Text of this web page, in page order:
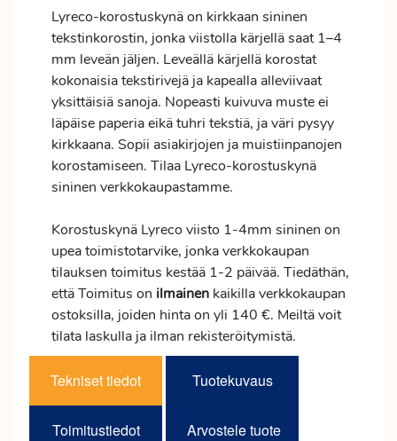
Lyreco-korostuskynä on kirkkaan sininen
tekstinkorostin, jonka viistolla kärjellä saat 1–4
mm leveän jäljen. Leveällä kärjellä korostat
kokonaisia tekstirivejä ja kapealla alleviivaat
yksittäisiä sanoja. Nopeasti kuivuva muste ei
läpäise paperia eikä tuhri tekstiä, ja väri pysyy
kirkkaana. Sopii asiakirjojen ja muistiinpanojen
korostamiseen. Tilaa Lyreco-korostuskynä
sininen verkkokaupastamme.
Korostuskynä Lyreco viisto 1-4mm sininen on
upea toimistotarvike, jonka verkkokaupan
tilauksen toimitus kestää 1-2 päivää. Tiedäthän,
että Toimitus on ilmainen kaikilla verkkokaupan
ostoksilla, joiden hinta on yli 140 €. Meiltä voit
tilata laskulla ja ilman rekisteröitymistä.
Tekniset tiedot Tuotekuvaus
Toimitustiedot Arvostele tuote